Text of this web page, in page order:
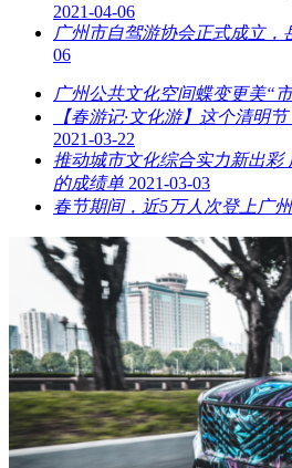
2021-04-06
广州市自驾游协会正式成立，
06
广州公共文化空间蝶变更美“
【春游记·文化游】这个清明
2021-03-22
推动城市文化综合实力新出彩
的成绩单 2021-03-03
春节期间，近5万人次登上广